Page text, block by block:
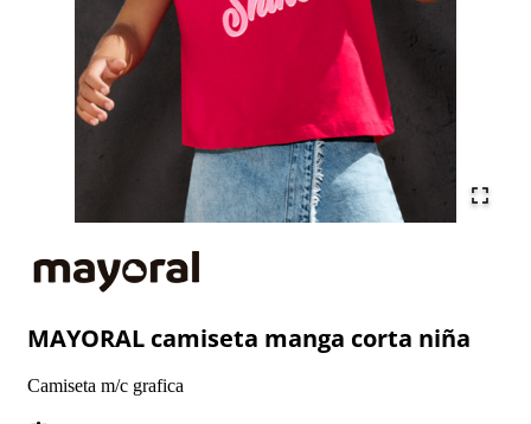
MAYORAL camiseta manga corta niña
Camiseta m/c grafica